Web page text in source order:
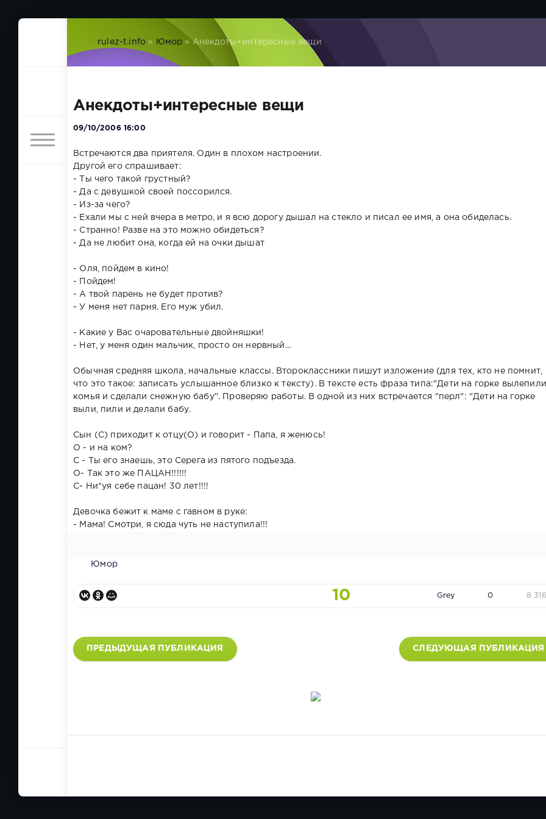
rulez-t.info » Юмор » Анекдоты+интересные вещи
Анекдоты+интересные вещи
09/10/2006 16:00
Встречаются два приятеля. Один в плохом настроении.
Другой его спрашивает:
- Ты чего такой грустный?
- Да с девушкой своей поссорился.
- Из-за чего?
- Ехали мы с ней вчера в метро, и я всю дорогу дышал на стекло и писал ее имя, а она обиделась.
- Странно! Разве на это можно обидеться?
- Да не любит она, когда ей на очки дышат
- Оля, пойдем в кино!
- Пойдем!
- А твой парень не будет против?
- У меня нет парня. Его муж убил.
- Какие у Вас очаровательные двойняшки!
- Нет, у меня один мальчик, просто он нервный...
Обычная средняя школа, начальные классы. Второклассники пишут изложение (для тех, кто не помнит,
что это такое: записать услышанное близко к тексту). В тексте есть фраза типа:"Дети на горке вылепили
комья и сделали снежную бабу". Проверяю работы. В одной из них встречается "перл": "Дети на горке
выли, пили и делали бабу.
Сын (С) приходит к отцу(О) и говорит - Папа, я женюсь!
О - и на ком?
С - Ты его знаешь, это Серега из пятого подъезда.
О- Так это же ПАЦАН!!!!!!
С- Ни*уя себе пацан! 30 лет!!!!
Девочка бежит к маме с гавном в руке:
- Мама! Смотри, я сюда чуть не наступила!!!
Юмор
10 Grey 0 8
ПРЕДЫДУЩАЯ ПУБЛИКАЦИЯ СЛЕДУЮЩАЯ ПУБЛИКАЦИЯ